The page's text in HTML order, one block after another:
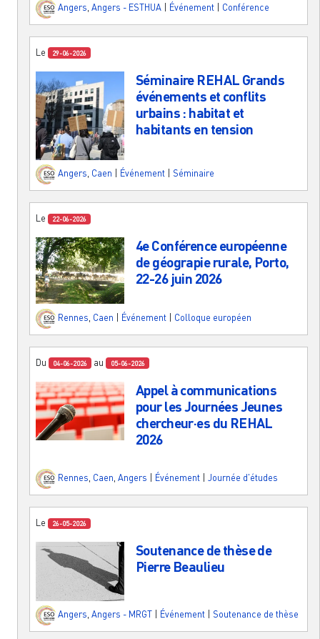
Angers Angers - ESTHUA Événement Conférence
Le 29-06-2026
Séminaire REHAL Grands
événements et conflits
urbains : habitat et
habitants en tension
Angers, Caen Événement Séminaire
Le 22-06-2026
4e Conférence européenne
de géograpie rurale, Porto,
22-26 juin 2026
Rennes Caen Événement Colloque européen
Du 04-06-2026 au 05-06-2026
Appel à communications
pour les Journées Jeunes
chercheur·es du REHAL
2026
Rennes Caen Angers Événement Journée d'études
Le 26-05-2026
Soutenance de thèse de
Pierre Beaulieu
Angers Angers - MRGT Événement Soutenance de thèse